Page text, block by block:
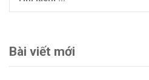
Bài viết mới